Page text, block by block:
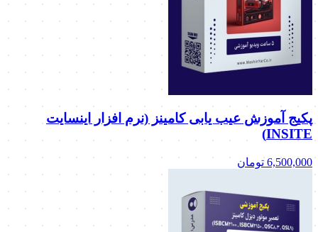
پکیج آموزش عیب یابی کامینز (نرم افزار اینسایت
INSITE)
6,500,000 تومان